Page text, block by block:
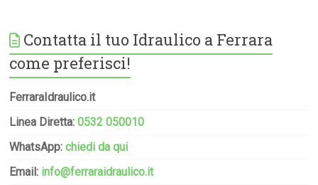
Contatta il tuo Idraulico a Ferrara
come preferisci!
FerraraIdraulico.it
Linea Diretta:0532 050010
WhatsApp:chiedi da qui
Email: info@ferraraidraulico.it